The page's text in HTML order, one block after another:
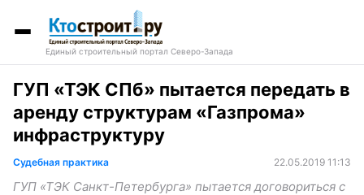
Единый строительный портал Северо-Запада
ГУП «ТЭК СПб» пытается передать в
аренду структурам «Газпрома»
инфраструктуру
Судебная практика 22.05.2019 11:13
ГУП «ТЭК Санкт-Петербурга» пытается договориться с